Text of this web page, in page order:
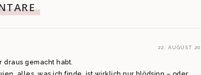
22. AUGUST
draus gemacht habt.